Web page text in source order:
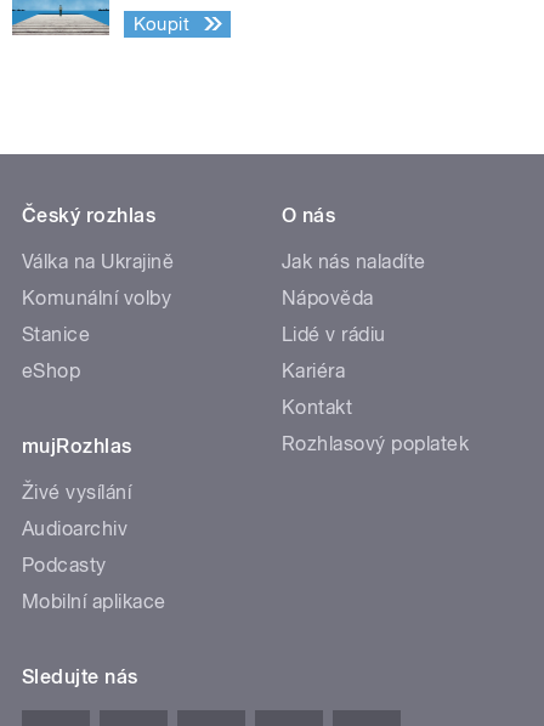
Koupit
Český rozhlas
Válka na Ukrajině
Komunální volby
Stanice
eShop
mujRozhlas
Živé vysílání
Audioarchiv
Podcasty
Mobilní aplikace
O nás
Jak nás naladíte
Nápověda
Lidé v rádiu
Kariéra
Kontakt
Rozhlasový poplatek
Sledujte nás